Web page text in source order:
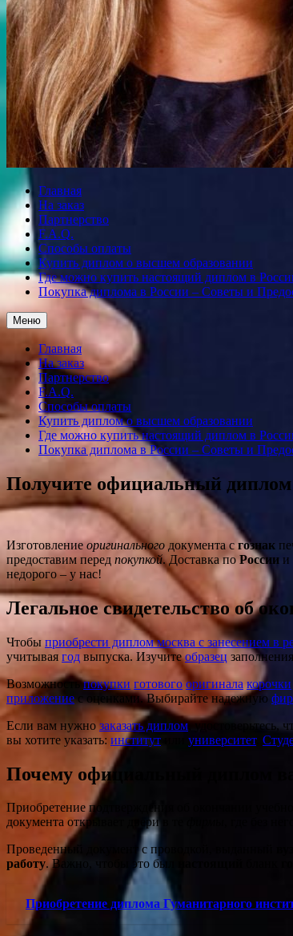
Главная
На заказ
Партнерство
F.A.Q.
Способы оплаты
Купить диплом о высшем образовании
Где можно купить настоящий диплом в
Покупка диплома в России – Советы и
Меню
Главная
На заказ
Партнерство
F.A.Q.
Способы оплаты
Купить диплом о высшем образовании
Где можно купить настоящий диплом в
Покупка диплома в России – Советы и
Получите официальный диплом
Изготовлениеоригинального документа сгознак
предоставим перед покупкой. Доставка поРоссии и
недорого – у нас!
Легальное свидетельство об
Чтобы приобрести диплом москва с занесением в
учитывая год выпуска. Изучитеобразец заполнения
Возможностьпокупки готового оригинала корочки
приложение с оценками. Выбирайте надежную
Если вам нужно заказать диплом, удостоверьтесь,
вы хотите указать: институт университет.
Почему официальный диплом
Приобретение подтверждения об окончании
документа открывает двери в те
Проведенный документ с проводкой, выданный
работу. Важно, чтобы это был
Приобретение диплома Гуманитарного